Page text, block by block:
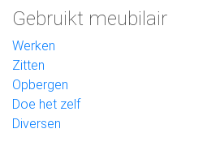
Gebruikt meubilair
Werken
Zitten
Opbergen
Doe het zelf
Diversen